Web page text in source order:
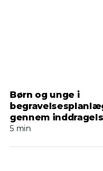
Børn og unge i
gennem
5 min